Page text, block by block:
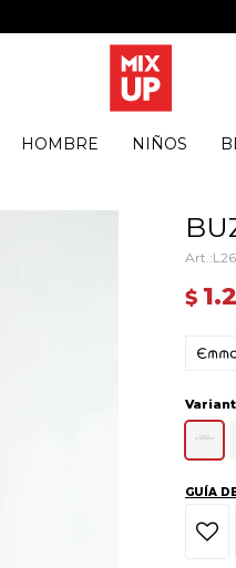
HOMBRE NIÑOS
$
GUÍA